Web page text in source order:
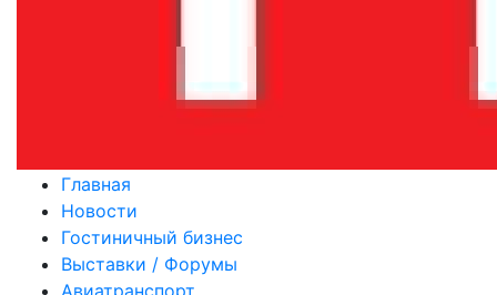
Главная
Новости
Гостиничный бизнес
Выставки / Форумы
Авиатранспорт